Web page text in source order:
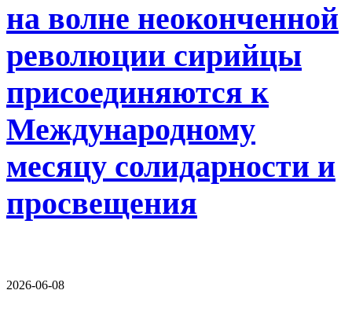
на волне неоконченной
революции сирийцы
присоединяются к
Международному
месяцу солидарности и
просвещения
2026-06-08